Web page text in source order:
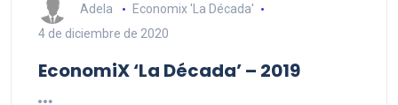
Adela
Economix 'La Década'
4 de diciembre de 2020
EconomiX ‘La Década’ – 2019